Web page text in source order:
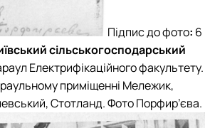
Підпис до фото: 6
сільськогосподарський
Електрифікаційного факультету.
приміщенні Мележик,
Стотланд. ФотоПорфир’єва.